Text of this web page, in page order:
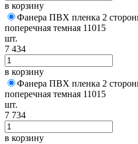
в корзину
Фанера ПВХ пленка 2
поперечная темная 11015
шт.
7 434
в корзину
Фанера ПВХ пленка 2
поперечная темная 11015
шт.
7 734
в корзину